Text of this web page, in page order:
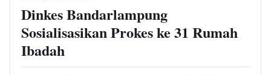
Dinkes Bandarlampung
Sosialisasikan Prokes ke 31 Rumah
Ibadah